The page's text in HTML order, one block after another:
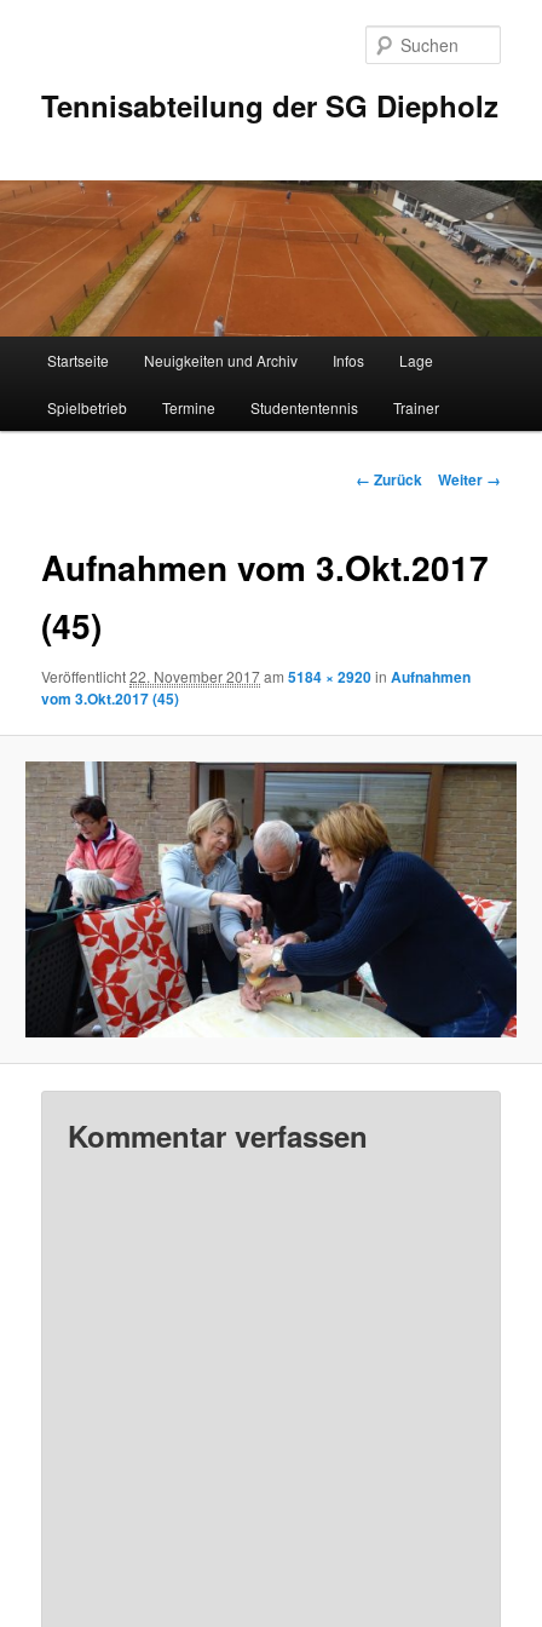
Tennisabteilung der SG Diepholz
Startseite Neuigkeiten und Archiv Infos Lage
Spielbetrieb Termine Studententennis Trainer
Bilder-
← Zurück Weiter →
Aufnahmen vom 3.Okt.2017
(45)
Veröffentlicht22. November 2017am5184 × 2920inAufnahmen
vom 3.Okt.2017 (45)
Kommentar verfassen